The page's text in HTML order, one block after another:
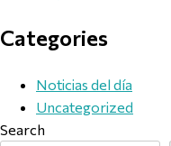
Categories
Noticias del día
Uncategorized
Search